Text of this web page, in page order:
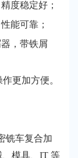
度稳定好；
能可靠；
，带铁屑
更加方便。
铣车复合加
模具、IT 等